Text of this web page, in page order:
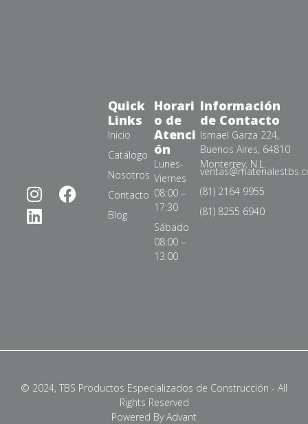
Información
de Contacto
Ismael Garza 224,
Buenos Aires, 64810
Monterrey, N.L.
(81) 2164 9955
(81) 8255 6940
Horari
o de
Atenci
ón
Lunes-
Viernes
08:00 –
17:30
Sábado
08:00 –
13:00
Quick
Links
Inicio
Catálogo
Nosotros
Contacto
Blog
© 2024, TBS Productos Especializados de Construcción - All
Rights Reserved
Powered By Advant